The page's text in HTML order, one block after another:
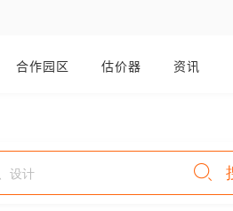
合作园区 估价器 资讯